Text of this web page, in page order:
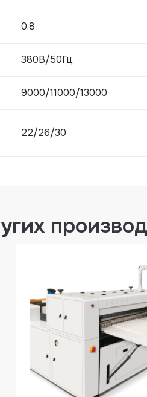
0.8
380В/50Гц
9000/11000/13000
22/26/30